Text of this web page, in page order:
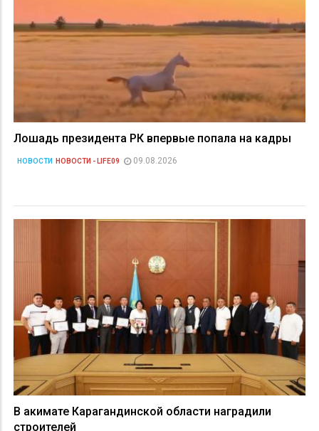
Лошадь президента РК впервые попала на кадры
НОВОСТИ НОВОСТИ - LIFE09 09.08.2026
В акимате Карагандинской области наградили
строителей